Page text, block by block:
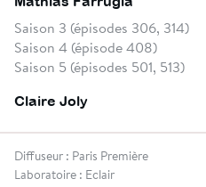
Saison 3 (épisodes 306, 314)
Saison 4 (épisode 408)
Saison 5 (épisodes 501, 513)
Claire Joly
Diffuseur : Paris Première
Laboratoire : Eclair